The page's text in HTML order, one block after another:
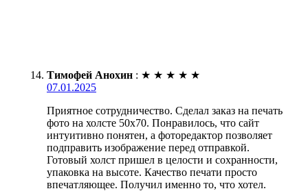
Тимофей Анохин : ★ ★ ★ ★ ★
07.01.2025
Приятное сотрудничество. Сделал заказ на печать
фото на холсте 50х70. Понравилось, что сайт
интуитивно понятен, а фоторедактор позволяет
подправить изображение перед отправкой.
Готовый холст пришел в целости и сохранности,
упаковка на высоте. Качество печати просто
впечатляющее. Получил именно то, что хотел.